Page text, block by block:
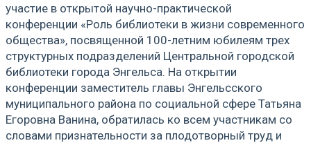
участие в открытой научно-практической
конференции «Роль библиотеки в жизни современного
общества», посвященной 100-летним юбилеям трех
структурных подразделений Центральной городской
библиотеки города Энгельса. На открытии
конференции заместитель главы Энгельсского
муниципального района по социальной сфере Татьяна
Егоровна Ванина, обратилась ко всем участникам со
словами признательности за плодотворный труд и